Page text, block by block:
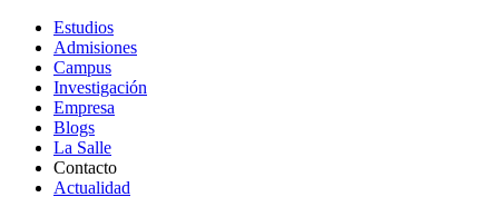
Estudios
Admisiones
Campus
Investigación
Empresa
Blogs
La Salle
Contacto
Actualidad